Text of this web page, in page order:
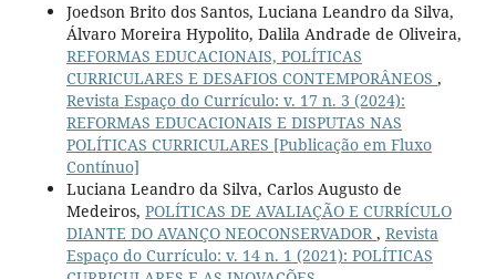
Joedson Brito dos Santos, Luciana Leandro da Silva,
Álvaro Moreira Hypolito, Dalila Andrade de Oliveira,
REFORMAS EDUCACIONAIS, POLÍTICAS
CURRICULARES E DESAFIOS CONTEMPORÂNEOS ,
Revista Espaço do Currículo: v. 17 n. 3 (2024):
REFORMAS EDUCACIONAIS E DISPUTAS NAS
POLÍTICAS CURRICULARES [Publicação em Fluxo
Contínuo]
Luciana Leandro da Silva, Carlos Augusto de
Medeiros, POLÍTICAS DE AVALIAÇÃO E CURRÍCULO
DIANTE DO AVANÇO NEOCONSERVADOR, Revista
Espaço do Currículo: v. 14 n. 1 (2021): POLÍTICAS